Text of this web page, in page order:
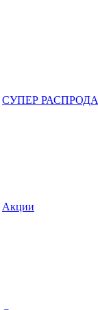
СУПЕР
Акции